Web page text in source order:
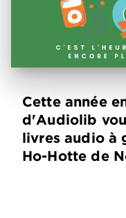
Cette année
d'Audiolib
livres audio à
Ho-Hotte de